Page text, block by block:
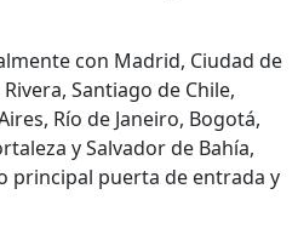
con Madrid, Ciudad de
Santiago de Chile,
Río de Janeiro, Bogotá,
y Salvador de Bahía,
principal puerta de entrada y